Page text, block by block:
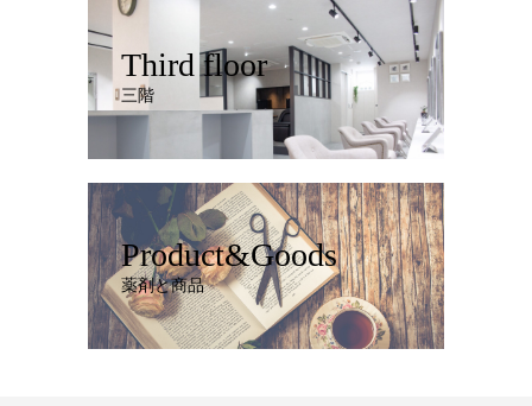
Third floor
三階
Product&Goods
薬剤と商品